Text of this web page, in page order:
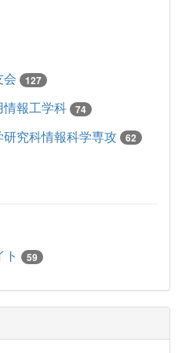
会 127
情報工学科 74
究科情報科学専攻 62
59